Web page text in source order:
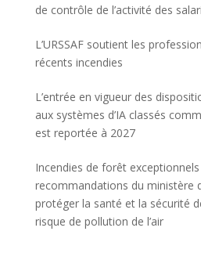
de contrôle de l’activité des
L’URSSAF soutient les
récents incendies
L’entrée en vigueur des
aux systèmes d’IA classés
est reportée à 2027
Incendies de forêt exceptionnels
recommandations du ministère
protéger la santé et la sécurité
risque de pollution de l’air